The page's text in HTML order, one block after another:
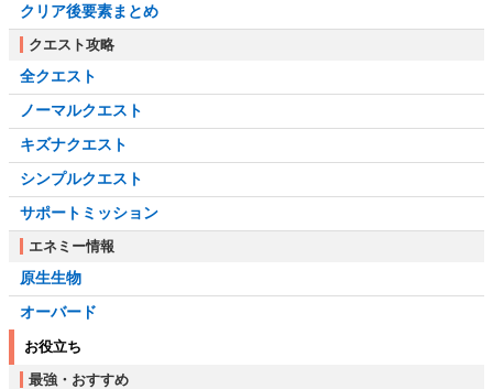
クリア後要素まとめ
クエスト攻略
全クエスト
ノーマルクエスト
キズナクエスト
シンプルクエスト
サポートミッション
エネミー情報
原生生物
オーバード
お役立ち
最強・おすすめ